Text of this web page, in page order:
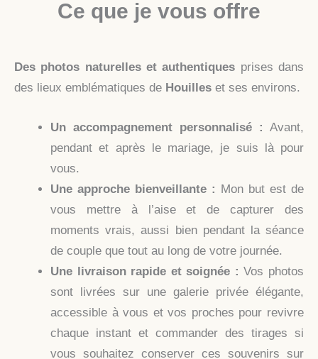
Ce que je vous offre
Des photos naturelles et authentiques prises dans
des lieux emblématiques de Houilles et ses environs.
Un accompagnement personnalisé : Avant,
pendant et après le mariage, je suis là pour
vous.
Une approche bienveillante : Mon but est de
vous mettre à l’aise et de capturer des
moments vrais, aussi bien pendant la séance
de couple que tout au long de votre journée.
Une livraison rapide et soignée : Vos photos
sont livrées sur une galerie privée élégante,
accessible à vous et vos proches pour revivre
chaque instant et commander des tirages si
vous souhaitez conserver ces souvenirs sur